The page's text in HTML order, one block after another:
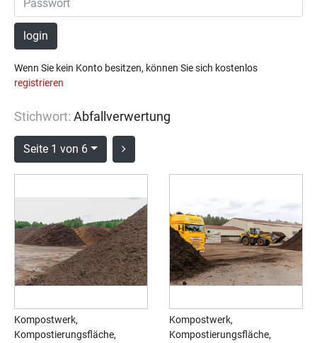
login
Wenn Sie kein Konto besitzen, können Sie sich kostenlos
registrieren
Stichwort: Abfallverwertung
Seite 1 von 6
Kompostwerk,
Kompostierungsfläche,
Kompostwerk,
Kompostierungsfläche,